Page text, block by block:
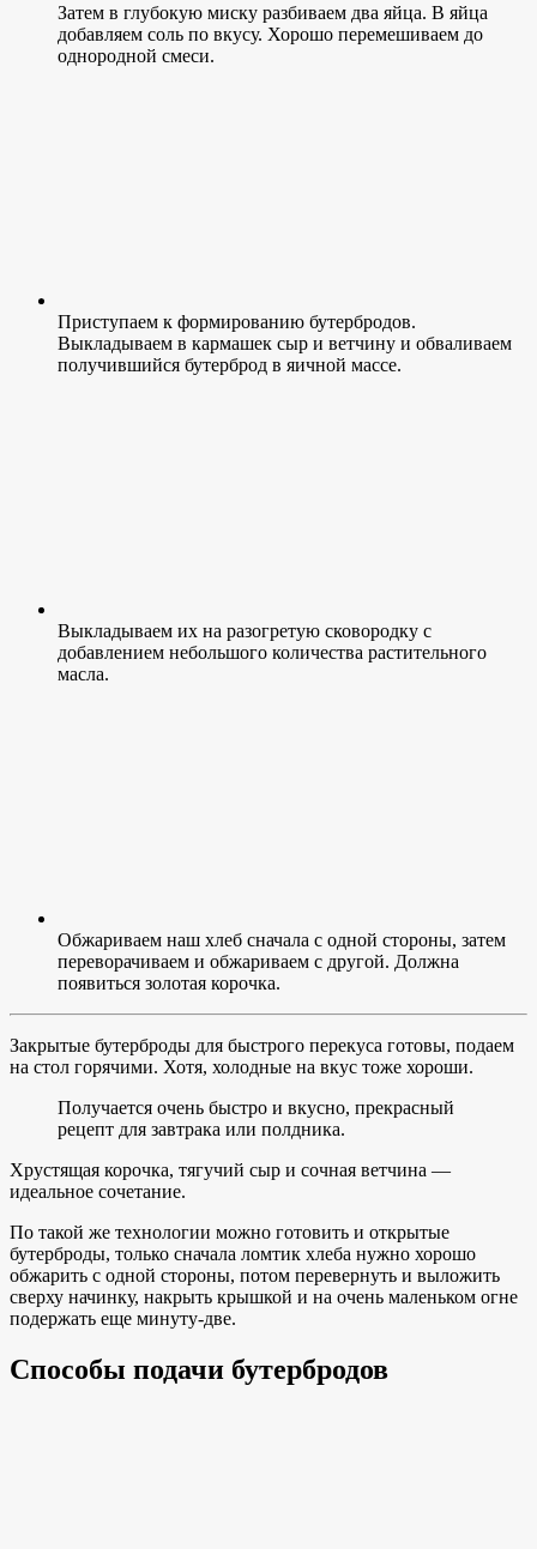
Затем в глубокую миску разбиваем два яйца. В яйца
добавляем соль по вкусу. Хорошо перемешиваем до
однородной смеси.
Приступаем к формированию бутербродов.
Выкладываем в кармашек сыр и ветчину и обваливаем
получившийся бутерброд в яичной массе.
Выкладываем их на разогретую сковородку с
добавлением небольшого количества растительного
масла.
Обжариваем наш хлеб сначала с одной стороны, затем
переворачиваем и обжариваем с другой. Должна
появиться золотая корочка.
Закрытые бутерброды для быстрого перекуса готовы, подаем
на стол горячими. Хотя, холодные на вкус тоже хороши.
Получается очень быстро и вкусно, прекрасный
рецепт для завтрака или полдника.
Хрустящая корочка, тягучий сыр и сочная ветчина —
идеальное сочетание.
По такой же технологии можно готовить и открытые
бутерброды, только сначала ломтик хлеба нужно хорошо
обжарить с одной стороны, потом перевернуть и выложить
сверху начинку, накрыть крышкой и на очень маленьком огне
подержать еще минуту-две.
Способы подачи бутербродов